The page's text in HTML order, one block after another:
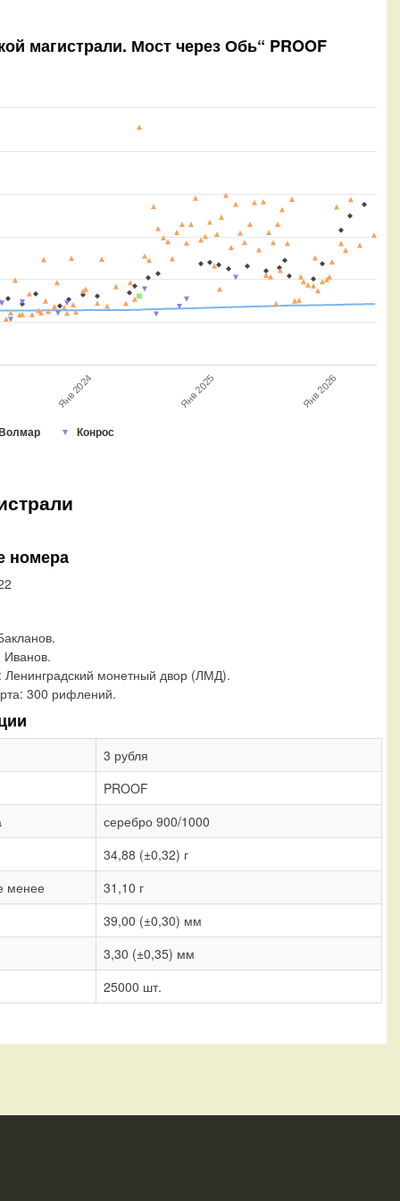
магистрали. Мост через Обь“ PROOF
Волмар Конрос
Янв 2024 Янв 2025 Янв 2026
номера
Ленинградский монетный двор (ЛМД).
300 рифлений.
3 рубля
PROOF
серебро 900/1000
34,88 (±0,32) г
менее
31,10 г
39,00 (±0,30) мм
3,30 (±0,35) мм
25000 шт.